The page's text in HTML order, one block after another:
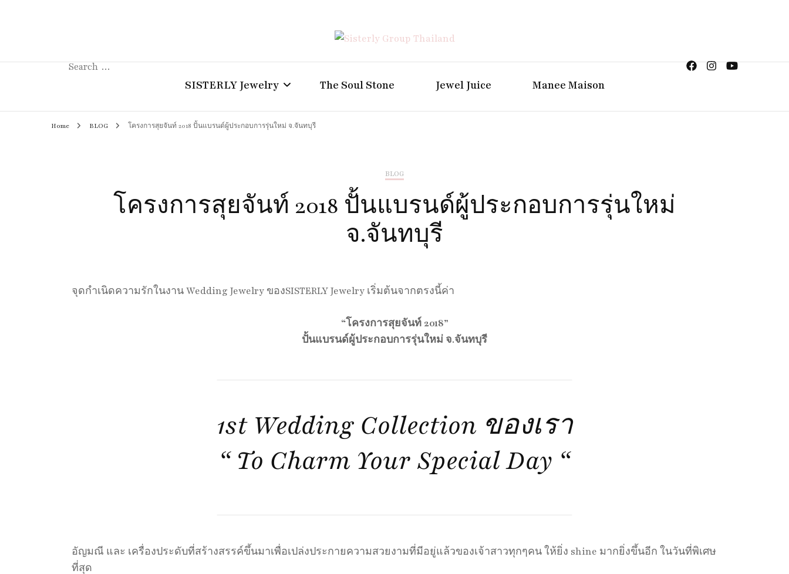
Search
Positive Power Jewelry แหวนแต่งงาน เครื่องประดับผู้หญิง จิวเวลรี จันทบุรี
SISTERLY Jewelry
STORIES
The Soul Stone Jewel Juice Manee Maison
Home BLOG โครงการสุยจันท์ 2018 ปั้นแบรนด์ผู้ประกอบการรุ่นใหม่ จ.จันทบุรี
BLOG
โครงการสุยจันท์ 2018 ปั้นแบรนด์ผู้ประกอบการรุ่นใหม่
จ.จันทบุรี
จุดกำเนิดความรักในงาน Wedding Jewelry ของSISTERLY Jewelry เริ่มต้นจากตรงนี้ค่า
“โครงการสุยจันท์ 2018”
ปั้นแบรนด์ผู้ประกอบการรุ่นใหม่ จ.จันทบุรี
1st Wedding Collection ของเรา
“ To Charm Your Special Day “
อัญมณี และ เครื่องประดับที่สร้างสรรค์ขึ้นมาเพื่อเปล่งประกายความสวยงามที่มีอยู่แล้วของเจ้าสาวทุกๆคน ให้ยิ่ง shine มากยิ่งขึ้นอีก ในวันที่พิเศษ
ที่สุด